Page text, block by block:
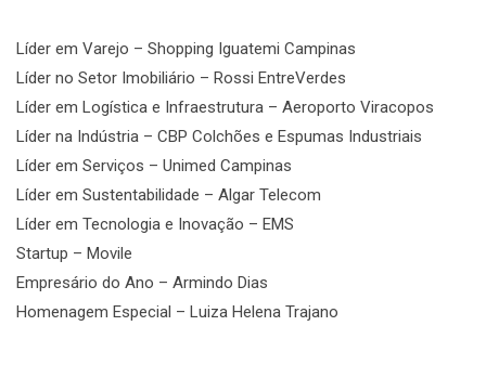
Líder em Varejo – Shopping Iguatemi Campinas
Líder no Setor Imobiliário – Rossi EntreVerdes
Líder em Logística e Infraestrutura – Aeroporto Viracopos
Líder na Indústria – CBP Colchões e Espumas Industriais
Líder em Serviços – Unimed Campinas
Líder em Sustentabilidade – Algar Telecom
Líder em Tecnologia e Inovação – EMS
Startup – Movile
Empresário do Ano – Armindo Dias
Homenagem Especial – Luiza Helena Trajano